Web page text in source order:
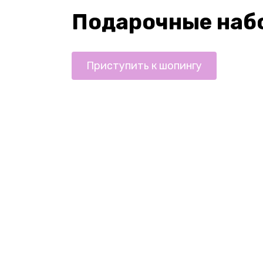
Подарочные
Приступить к шопингу